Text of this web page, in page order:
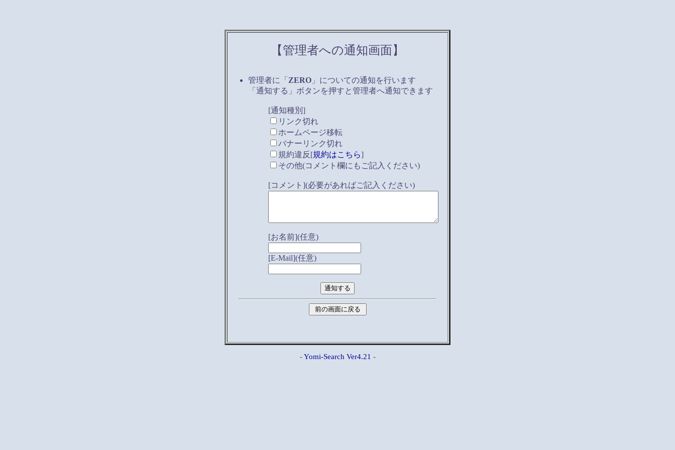
【管理者への通知画面】
管理者に「 ZERO 」についての通知を行います
「通知する」ボタンを押すと管理者へ通知できます
[通知種別]
リンク切れ
ホームページ移転
バナーリンク切れ
規約違反[規約はこちら]
その他(コメント欄にもご記入ください)
[コメント](必要があればご記入ください)
[お名前](任意)
[E-Mail](任意)
-Yomi-Search Ver4.21 -